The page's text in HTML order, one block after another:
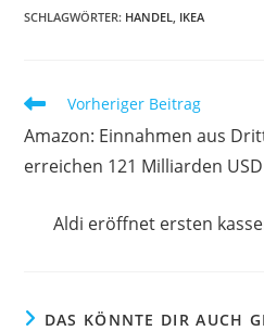
SCHLAGWÖRTER: HANDEL, IKEA
Vorheriger Beitrag
Amazon: Einnahmen aus
erreichen 121 Milliarden
Aldi eröffnet ersten
DAS KÖNNTE DIR AUCH